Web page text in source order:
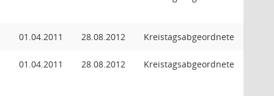
01.04.2011 28.08.2012 Kreistagsabgeordnete
01.04.2011 28.08.2012 Kreistagsabgeordnete